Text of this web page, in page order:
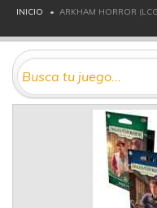
INICIO ARKHAM HORROR